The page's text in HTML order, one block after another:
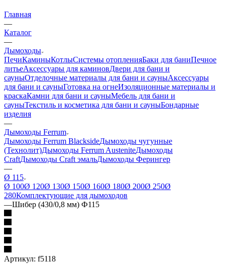
Главная
—
Каталог
—
Дымоходы
ПечиКаминыКотлыСистемы отопленияБаки для баниПечное
литьеАксессуары для каминовДвери для бани и
сауныОтделочные материалы для бани и сауныАксессуары
для бани и сауныГотовка на огнеИзоляционные материалы и
краскаКамни для бани и сауныМебель для бани и
сауныТекстиль и косметика для бани и сауныБондарные
изделия
—
Дымоходы Ferrum
Дымоходы Ferrum BlacksideДымоходы чугунные
(Технолит)Дымоходы Ferrum AusteniteДымоходы
CraftДымоходы Craft эмальДымоходы Ферингер
—
Ø 115
Ø 100Ø 120Ø 130Ø 150Ø 160Ø 180Ø 200Ø 250Ø
280Комплектующие для дымоходов
—Шибер (430/0,8 мм) Ф115
Артикул: f5118